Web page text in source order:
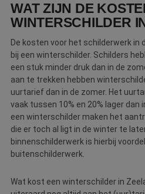
WAT ZIJN DE
WINTERSCHILDER
De kosten voor het schilderwerk in
bij een winterschilder. Schilders
een stuk minder druk dan in de
aan te trekken hebben
uurtarief dan in de zomer. Het
vaak tussen 10% en 20% lager dan
een winterschilder maken het
die er toch al ligt in de winter te
binnenschilderwerk is hierbij
buitenschilderwerk.
Wat kost een winterschilder in